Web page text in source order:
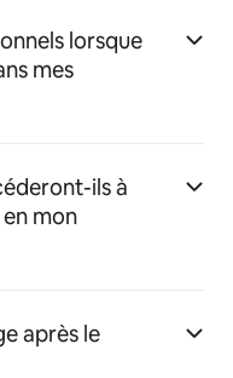
lorsque
mes
ils à
mon
après le